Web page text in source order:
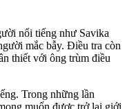
nổi tiếng như Savika
mắc bẫy. Điều tra còn
thiết với ông trùm điều
Trong những lần
muốn được trở lại giới